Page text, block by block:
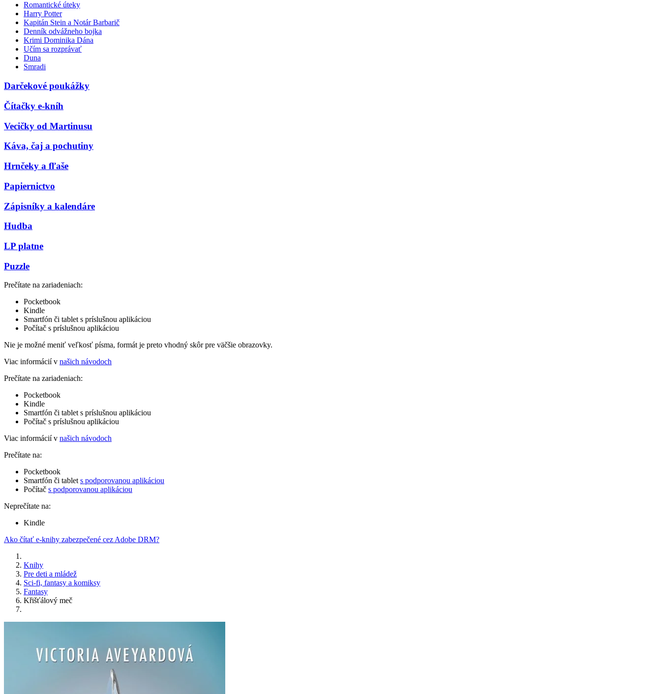
Romantické úteky
Harry Potter
Kapitán Stein a Notár Barbarič
Denník odvážneho bojka
Krimi Dominika Dána
Učím sa rozprávať
Duna
Smradi
Darčekové poukážky
Čítačky e-kníh
Vecičky od Martinusu
Káva, čaj a pochutiny
Hrnčeky a fľaše
Papiernictvo
Zápisníky a kalendáre
Hudba
LP platne
Puzzle
Prečítate na zariadeniach:
Pocketbook
Kindle
Smartfón či tablet s príslušnou aplikáciou
Počítač s príslušnou aplikáciou
Nie je možné meniť veľkosť písma, formát je preto vhodný skôr pre väčšie obrazovky.
Viac informácií v našich návodoch
Prečítate na zariadeniach:
Pocketbook
Kindle
Smartfón či tablet s príslušnou aplikáciou
Počítač s príslušnou aplikáciou
Viac informácií v našich návodoch
Prečítate na:
Pocketbook
Smartfón či tablet s podporovanou aplikáciou
Počítač s podporovanou aplikáciou
Neprečítate na:
Kindle
Ako čítať e-knihy zabezpečené cez Adobe DRM?
Knihy
Pre deti a mládež
Sci-fi, fantasy a komiksy
Fantasy
Křišťálový meč